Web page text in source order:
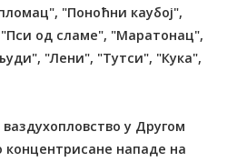
"Поноћни каубој",
од сламе", "Маратонац",
"Лени", "Тутси", "Кука",
у Другом
концентрисане нападе на